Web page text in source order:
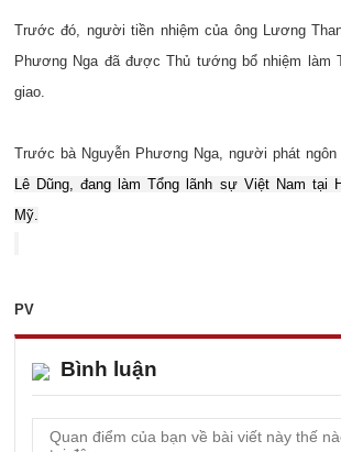
Trước đó, người tiền nhiệm của ông Lương
Phương Nga đã được Thủ tướng bổ nhiệm làm
giao.
Trước bà Nguyễn Phương Nga, người phát ngôn
Lê Dũng, đang làm Tổng lãnh sự Việt Nam tại
Mỹ.
PV
Bình luận